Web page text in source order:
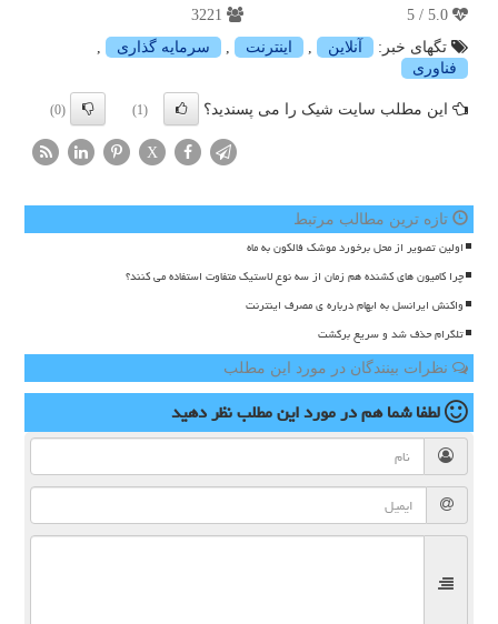
تگهای خبر:
آنلاین , اینترنت , سرمایه گذاری
,
فناوری
این مطلب سایت شیک را می پسندید؟ (1)
(0)
X
تازه ترین مطالب مرتبط
اولین تصویر از محل برخورد موشک فالکون به ماه
چرا کامیون های کشنده هم زمان از سه نوع لاستیک متفاوت استفاده می کنند؟
واکنش ایرانسل به ابهام درباره ی مصرف اینترنت
تلگرام حذف شد و سریع برگشت
نظرات بینندگان در مورد این مطلب
لطفا شما همدر مورد این مطلبنظر دهید